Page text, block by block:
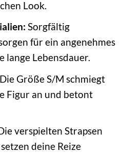
Look.
Sorgfältig
für ein angenehmes
lange Lebensdauer.
Die Größe S/M schmiegt
Figur an und betont
verspielten Strapsen
deine Reize